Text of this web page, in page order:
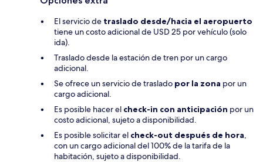
El servicio de traslado desde/hacia el aeropuerto
tiene un costo adicional de USD 25 por vehículo (solo
ida).
Traslado desde la estación de tren por un cargo
adicional.
Se ofrece un servicio de traslado por la zona por un
cargo adicional.
Es posible hacer el check-in con anticipación por un
costo adicional, sujeto a disponibilidad.
Es posible solicitar el check-out después de hora,
con un cargo adicional del 100% de la tarifa de la
habitación, sujeto a disponibilidad.